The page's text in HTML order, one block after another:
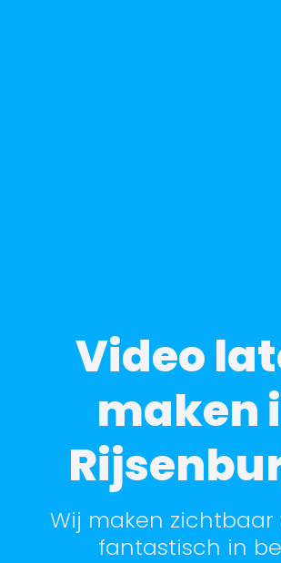
Video
maken
Wij maken zichtbaar
fantastisch in